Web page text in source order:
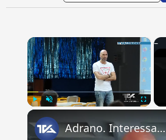
×
Adrano. Interessante incontro al liceo “Verga” con il prof. Fabio Gamberini. Studenti del Linguistic